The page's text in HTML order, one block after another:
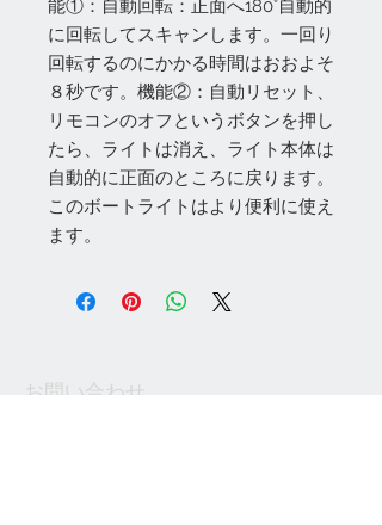
能①：自動回転：正面へ180°自動的
に回転してスキャンします。一回り
回転するのにかかる時間はおおよそ
８秒です。機能②：自動リセット、
リモコンのオフというボタンを押し
たら、ライトは消え、ライト本体は
自動的に正面のところに戻ります。
このボートライトはより便利に使え
ます。
お問い合わせ